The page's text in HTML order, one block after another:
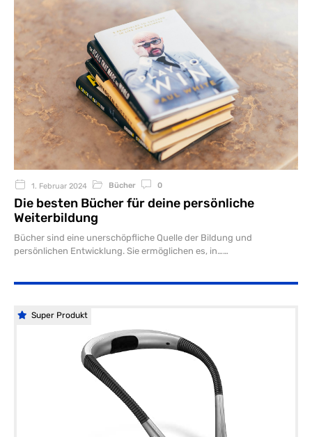
1. Februar 2024 Bücher 0
Die besten Bücher für deine persönliche
Weiterbildung
Bücher sind eine unerschöpfliche Quelle der Bildung und
persönlichen Entwicklung. Sie ermöglichen es, in…
Super Produkt